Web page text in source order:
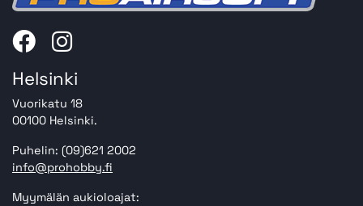
Helsinki
Vuorikatu 18
00100 Helsinki.
Puhelin: (09)621 2002
info@prohobby.fi
Myymälän aukioloajat: